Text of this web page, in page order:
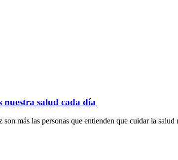
nuestra salud cada día
más las personas que entienden que cuidar la salud